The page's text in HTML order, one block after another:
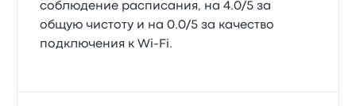
соблюдение расписания, на 4.0/5 за
общую чистоту и на 0.0/5 за качество
подключения к Wi-Fi.